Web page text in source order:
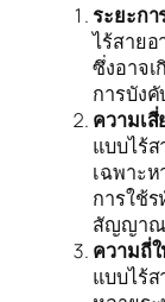
ระยะก
ไร้สาย
ซึ่งอาจ
การบัง
ความเ
แบบไร้
เฉพาะ
การใช้
สัญญาณ
ความถี่
แบบไร้